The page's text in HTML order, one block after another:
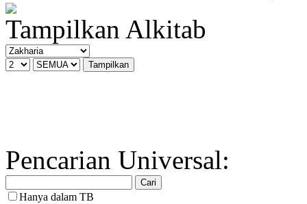
Tampilkan Alkitab
Pencarian Universal:
Hanya dalam TB